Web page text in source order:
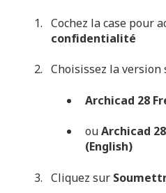
Cochez la case pour
confidentialité
Choisissez la version
Archicad 28
ouArchicad
(English)
Cliquez sur